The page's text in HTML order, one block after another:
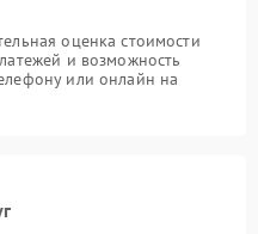
оценка стоимости
и возможность
или онлайн на